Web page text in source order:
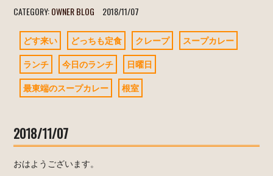
CATEGORY:OWNER BLOG 2018/11/07
どす来い どっちも定食 クレープ
スープカレー
ランチ
今日のランチ
日曜日
最東端のスープカレー
根室
2018/11/07
おはようございます。